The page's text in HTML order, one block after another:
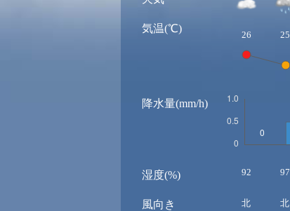
気温(℃)
降水量(mm/h)
湿度(%)
風向き
26 25
92 97
北 北